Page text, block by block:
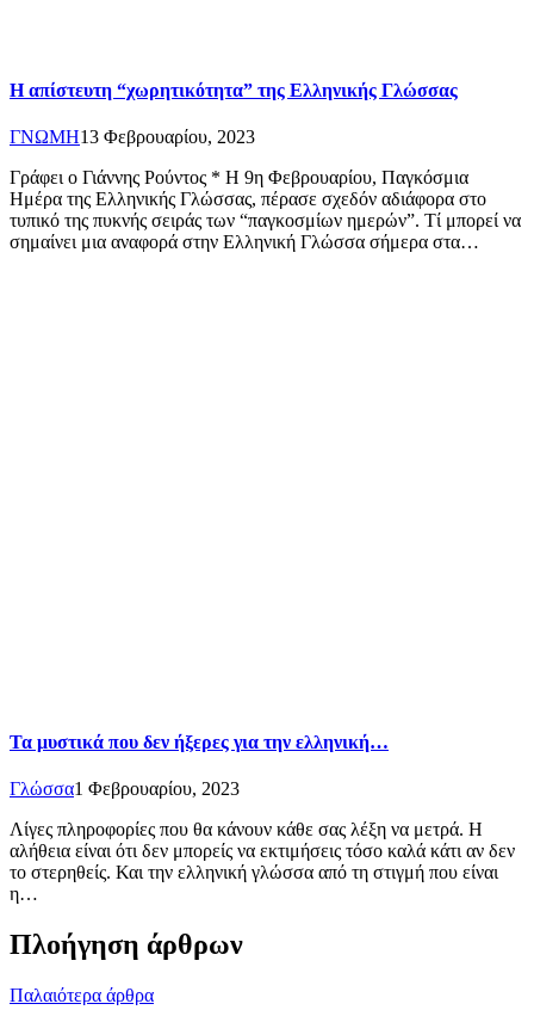
Η απίστευτη “χωρητικότητα” της Ελληνικής Γλώσσας
ΓΝΩΜΗ13 Φεβρουαρίου, 2023
Γράφει ο Γιάννης Ρούντος * Η 9η Φεβρουαρίου, Παγκόσμια
Ημέρα της Ελληνικής Γλώσσας, πέρασε σχεδόν αδιάφορα στο
τυπικό της πυκνής σειράς των “παγκοσμίων ημερών”. Τί μπορεί να
σημαίνει μια αναφορά στην Ελληνική Γλώσσα σήμερα στα…
Τα μυστικά που δεν ήξερες για την ελληνική…
Γλώσσα1 Φεβρουαρίου, 2023
Λίγες πληροφορίες που θα κάνουν κάθε σας λέξη να μετρά. Η
αλήθεια είναι ότι δεν μπορείς να εκτιμήσεις τόσο καλά κάτι αν δεν
το στερηθείς. Και την ελληνική γλώσσα από τη στιγμή που είναι
η…
Πλοήγηση άρθρων
Παλαιότερα άρθρα